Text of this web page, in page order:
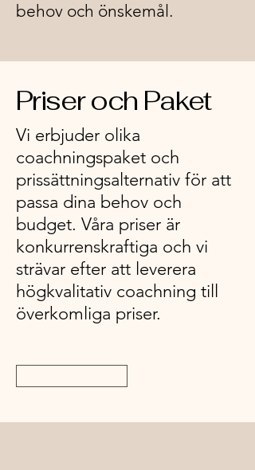
behov och önskemål.
Priser och Paket
Vi erbjuder olika
coachningspaket och
prissättningsalternativ för att
passa dina behov och
budget. Våra priser är
konkurrenskraftiga och vi
strävar efter att leverera
högkvalitativ coachning till
överkomliga priser.